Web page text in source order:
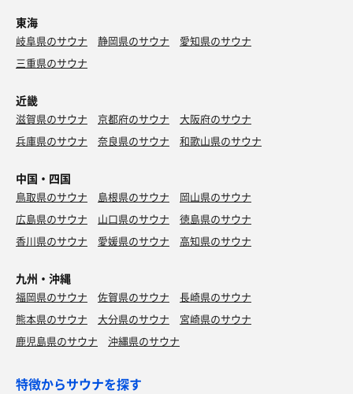
東海
岐阜県のサウナ 静岡県のサウナ
愛知県のサウナ
三重県のサウナ
近畿
滋賀県のサウナ 京都府のサウナ
大阪府のサウナ
兵庫県のサウナ
奈良県のサウナ 和歌山県のサウナ
中国・四国
鳥取県のサウナ 島根県のサウナ
岡山県のサウナ
広島県のサウナ
山口県のサウナ
徳島県のサウナ
香川県のサウナ
愛媛県のサウナ 高知県のサウナ
九州・沖縄
福岡県のサウナ 佐賀県のサウナ
長崎県のサウナ
熊本県のサウナ
大分県のサウナ
宮崎県のサウナ
鹿児島県のサウナ
沖縄県のサウナ
特徴からサウナを探す